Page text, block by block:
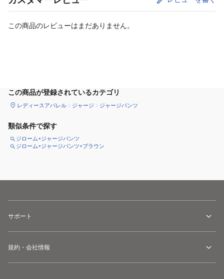
この商品のレビューはまだありません。
この商品が登録されているカテゴリ
レディースアパレル ジャージ ジャージパンツ
類似条件で探す
ジローム×ジャージパンツ
ジローム×ジャージパンツ×ブラウン
サポート
規約・会社情報